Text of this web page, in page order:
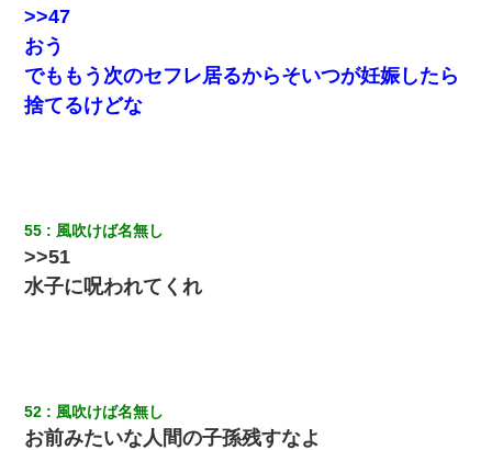
>>47
おう
でももう次のセフレ居るからそいつが妊娠したら
捨てるけどな
55 風吹けば名無し
>>51
水子に呪われてくれ
52 風吹けば名無し
お前みたいな人間の子孫残すなよ